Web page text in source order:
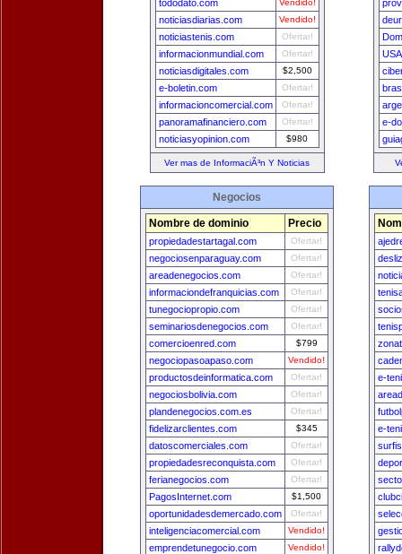
tododato.com Vendido!
noticiasdiarias.com Vendido!
noticiastenis.com Ofertar!
informacionmundial.com Ofertar!
noticiasdigitales.com $2,500
e-boletin.com Ofertar!
informacioncomercial.com Ofertar!
panoramafinanciero.com Ofertar!
noticiasyopinion.com $980
Ver mas de InformaciÃ³n Y Noticias
e-
Negocios
Nombre de dominio Precio
propiedadestartagal.com Ofertar!
negociosenparaguay.com Ofertar!
areadenegocios.com Ofertar!
informaciondefranquicias.com Ofertar!
tunegociopropio.com Ofertar!
seminariosdenegocios.com Ofertar!
comercioenred.com $799
negociopasoapaso.com Vendido!
productosdeinformatica.com Ofertar!
negociosbolivia.com Ofertar!
plandenegocios.com.es Ofertar!
fidelizarclientes.com $345
datoscomerciales.com Ofertar!
propiedadesreconquista.com Ofertar!
ferianegocios.com Ofertar!
PagosInternet.com $1,500
oportunidadesdemercado.com Ofertar!
inteligenciacomercial.com Vendido!
emprendetunegocio.com Vendido!
e-
e-